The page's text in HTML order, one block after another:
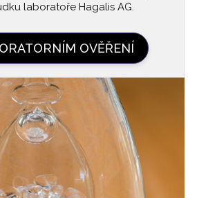
laboratoře Hagalis AG.
OVĚŘENÍ